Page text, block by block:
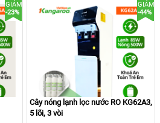
nổi bậtkhác
GIẢM
-23%
GIẢM
-44%
Cây nóng lạnh lọc nước RO KG62A3,
5 lõi, 3 vòi